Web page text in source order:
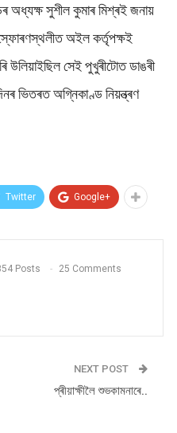
অধ্যক্ষ সুশীল কুমাৰ মিশ্ৰই জনায়
অইল কৰ্তৃপক্ষই
উলিয়াইছিল সেই পুখুৰীটোত ডাঙৰী
ভিতৰত অগ্নিকাণ্ড নিয়ন্ত্ৰণ
Twitter Google+
Posts 25 Comments
NEXT POST
প্ৰীয়াক্ষীলৈ শুভকামনাৰে..